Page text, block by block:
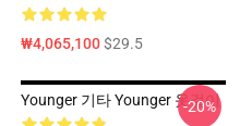
₩4,065,100$29.5
Younger 기타 Younger 옷걸이
-20%